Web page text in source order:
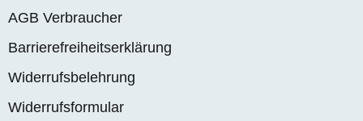
AGB Verbraucher
Barrierefreiheitserklärung
Widerrufsbelehrung
Widerrufsformular